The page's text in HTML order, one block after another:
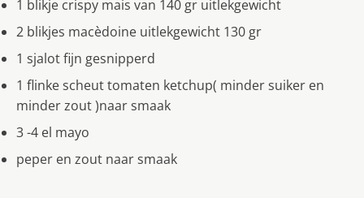
1 blikje crispy mais van 140 gr uitlekgewicht
2 blikjes macèdoine uitlekgewicht 130 gr
1 sjalot fijn gesnipperd
1 flinke scheut tomaten ketchup( minder suiker en
minder zout )naar smaak
3 -4 el mayo
peper en zout naar smaak